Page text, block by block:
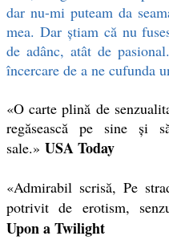
dar nu-mi puteam da
mea. Dar ştiam că nu
de adânc, atât de
încercare de a ne cufunda
«O carte plină de
regăsească pe sine şi
sale.» USA Today
«Admirabil scrisă, Pe
potrivit de erotism,
Upon a Twilight